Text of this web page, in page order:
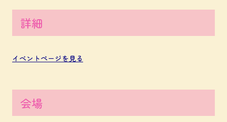
詳細
イベントページを見る
会場